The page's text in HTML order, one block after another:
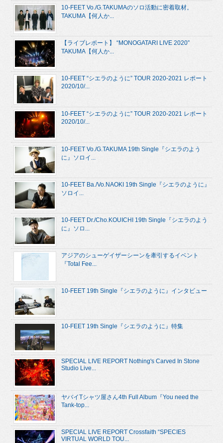
10-FEET Vo./G.TAKUMAのソロ活動に密着取材。
TAKUMA【何人か...
【ライブレポート】 “MONOGATARI LIVE 2020”
TAKUMA【何人か...
10-FEET “シエラのように” TOUR 2020-2021 レポート
2020/10/...
10-FEET “シエラのように” TOUR 2020-2021 レポート
2020/10/...
10-FEET Vo./G.TAKUMA 19th Single『シエラのよう
に』ソロイ...
10-FEET Ba./Vo.NAOKI 19th Single『シエラのように』
ソロイ...
10-FEET Dr./Cho.KOUICHI 19th Single『シエラのよう
に』ソロ...
アジアのシューゲイザーシーンを牽引するイベント
『Total Fee...
10-FEET 19th Single『シエラのように』インタビュー
10-FEET 19th Single『シエラのように』特集
SPECIAL LIVE REPORT Nothing's Carved In Stone
Studio Live...
ヤバイTシャツ屋さん4th Full Album『You need the
Tank-top...
SPECIAL LIVE REPORT Crossfaith “SPECIES
VIRTUAL WORLD TOU...